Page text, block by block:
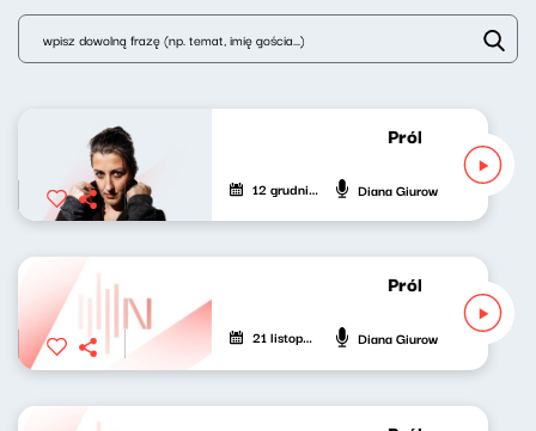
Próbny lot
12 grudnia 2025 Diana Giurow
Próbny lot
21 listopada 2025 Diana Giurow